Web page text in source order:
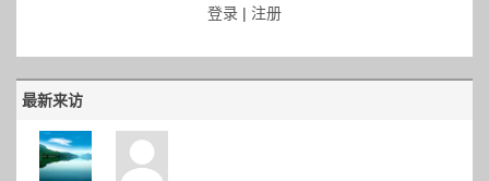
登录 | 注册
最新来访